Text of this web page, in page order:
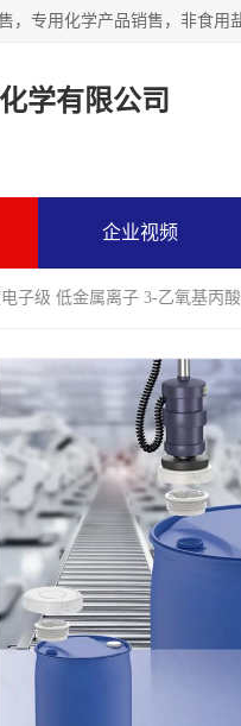
学有限公司
企业视频
子级 低金属离子 3-乙氧基丙